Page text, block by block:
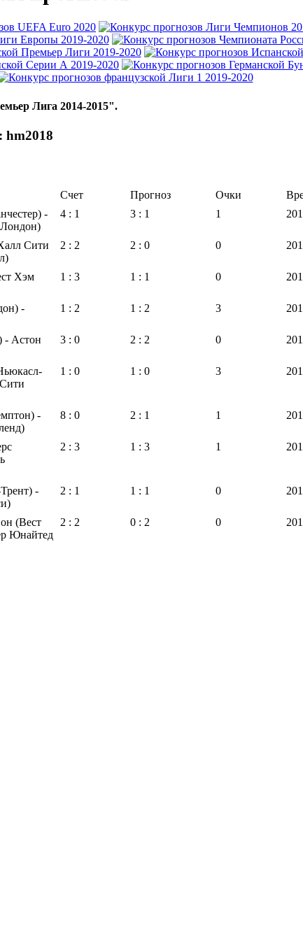
Лига 2014-2015".
hm2018
Счет Прогноз Очки
-
4 : 1 3 : 1 1
Сити
2 : 2 2 : 0 0
Хэм
1 : 3 1 : 1 0
-
1 : 2 1 : 2 3
- Астон
3 : 0 2 : 2 0
1 : 0 1 : 0 3
-
8 : 0 2 : 1 1
2 : 3 1 : 3 1
-
2 : 1 1 : 1 0
(Вест
Юнайтед
2 : 2 0 : 2 0